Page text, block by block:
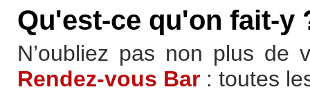
Qu'est-ce qu'on fait-y
N’oubliez pas non plus de
Rendez-vous Bar: toutes